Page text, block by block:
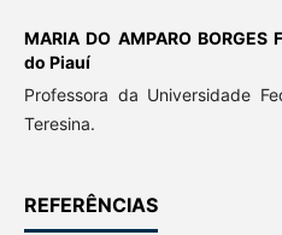
MARIA DO AMPARO BORGES
do Piauí
Professora da Universidade
Teresina.
REFERÊNCIAS